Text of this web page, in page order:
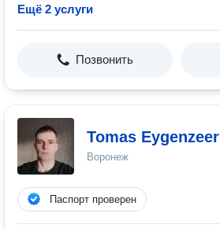
Ещё 2 услуги
Позвонить
Tomas Eygenzeer
Воронеж
Паспорт проверен